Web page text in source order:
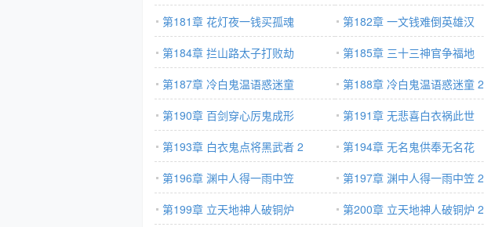
第181章 花灯夜一钱买孤魂
第182章 一文钱难倒英雄汉
第184章 拦山路太子打败劫
第185章 三十三神官争福地
第187章 冷白鬼温语惑迷童
第188章 冷白鬼温语惑迷童 2
第190章 百剑穿心厉鬼成形
第191章 无悲喜白衣祸此世
第193章 白衣鬼点将黑武者 2
第194章 无名鬼供奉无名花
第196章 渊中人得一雨中笠
第197章 渊中人得一雨中笠 2
第199章 立天地神人破铜炉
第200章 立天地神人破铜炉 2